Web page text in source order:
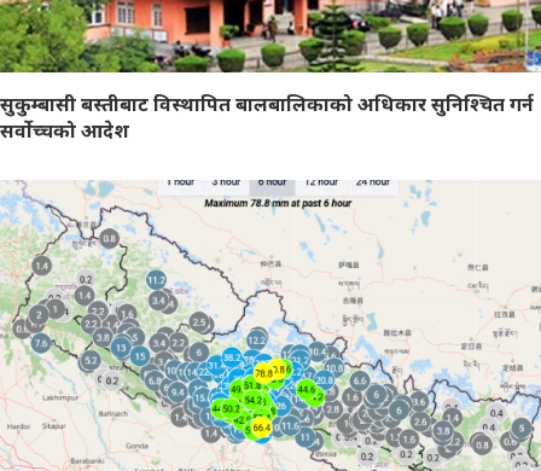
सुकुम्बासी बस्तीबाट विस्थापित बालबालिकाको अधिकार सुनिश्चित गर्न
सर्वोच्चको आदेश